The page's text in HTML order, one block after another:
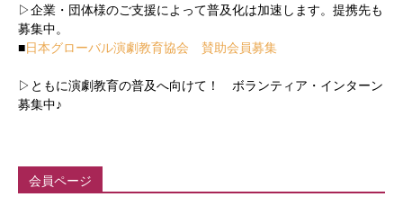
▷企業・団体様のご支援によって普及化は加速します。提携先も
募集中。
■日本グローバル演劇教育協会 賛助会員募集
▷ともに演劇教育の普及へ向けて！ ボランティア・インターン
募集中♪
会員ページ